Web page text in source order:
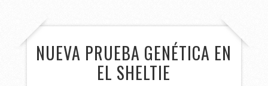
NUEVA PRUEBA GENÉTICA EN
EL SHELTIE